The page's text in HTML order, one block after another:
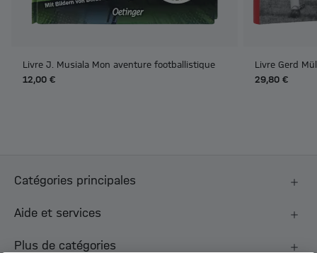
Livre J. Musiala Mon aventure footballistique
12,00 €
Livre Gerd
29,80 €
Catégories principales
Aide et services
Plus de catégories